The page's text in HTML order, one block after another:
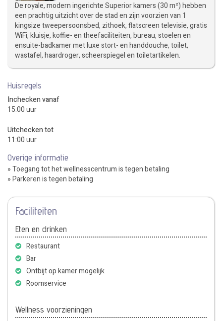
De royale, modern ingerichte Superior kamers (30 m²) hebben
een prachtig uitzicht over de stad en zijn voorzien van 1
kingsize tweepersoonsbed, zithoek, flatscreen televisie, gratis
WiFi, kluisje, koffie- en theefaciliteiten, bureau, stoelen en
ensuite-badkamer met luxe stort- en handdouche, toilet,
wastafel, haardroger, scheerspiegel en toiletartikelen.
Huisregels
Inchecken vanaf
15:00 uur
Uitchecken tot
11:00 uur
Overige informatie
» Toegang tot het wellnesscentrum is tegen betaling
» Parkeren is tegen betaling
Faciliteiten
Eten en drinken
Restaurant
Bar
Ontbijt op kamer mogelijk
Roomservice
Wellness voorzieningen